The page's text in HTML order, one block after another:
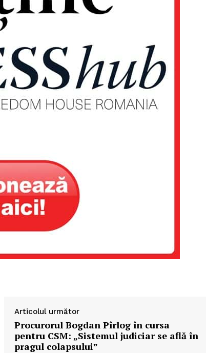
Articolul următor
Procurorul Bogdan Pîrlog în cursa
pentru CSM: „Sistemul judiciar se află în
pragul colapsului”